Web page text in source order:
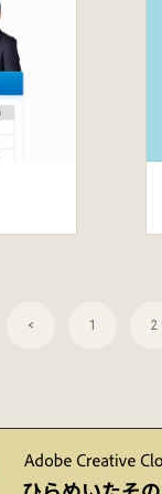
< 1 2